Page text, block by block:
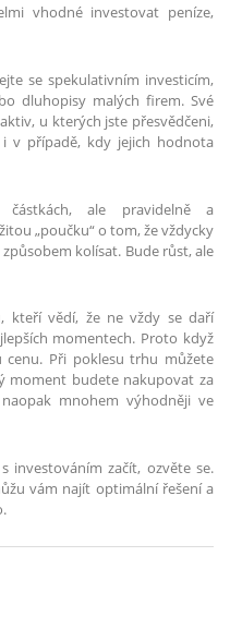
vhodné investovat peníze,
se spekulativním investicím,
dluhopisy malých firem. Své
u kterých jste přesvědčeni,
v případě, kdy jejich hodnota
částkách, ale pravidelně a
„poučku“ o tom, že vždycky
kolísat. Bude růst, ale
kteří vědí, že ne vždy se daří
momentech. Proto když
cenu. Při poklesu trhu můžete
moment budete nakupovat za
mnohem výhodněji ve
investováním začít, ozvěte se.
vám najít optimální řešení a